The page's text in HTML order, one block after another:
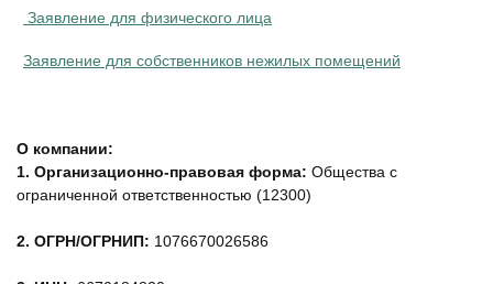
Заявление для физического лица
Заявление для собственников нежилых помещений
О компании:
1. Организационно-правовая форма: Общества с
ограниченной ответственностью (12300)
2. ОГРН/ОГРНИП: 1076670026586